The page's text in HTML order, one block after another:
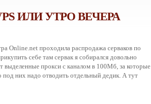
ИЛИ УТРО ВЕЧЕРА
Online.net проходила распродажа серваков по
себе там сервак я собирался довольно
прокси с каналом в 100Мб, за которые
них надо отводить отдельный дедик. А тут